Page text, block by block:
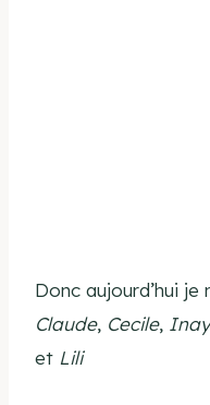
Donc aujourd’hui je
Claude, Cecile,
et Lili